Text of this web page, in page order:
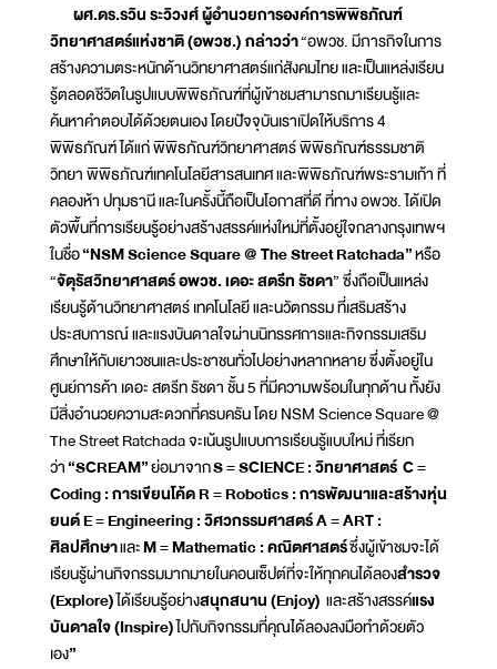
ผศ.ดร.รวิน ระวิวงศ์ ผู้อำนวยการองค์การพิพิธภัณฑ์
วิทยาศาสตร์แห่งชาติ (อพวช.) กล่าวว่า“อพวช. มีภารกิจในการ
สร้างความตระหนักด้านวิทยาศาสตร์แก่สังคมไทย และเป็นแหล่งเรียน
รู้ตลอดชีวิตในรูปแบบพิพิธภัณฑ์ที่ผู้เข้าชมสามารถมาเรียนรู้และ
ค้นหาคำตอบได้ด้วยตนเอง โดยปัจจุบันเราเปิดให้บริการ 4
พิพิธภัณฑ์ ได้แก่ พิพิธภัณฑ์วิทยาศาสตร์ พิพิธภัณฑ์ธรรมชาติ
วิทยา พิพิธภัณฑ์เทคโนโลยีสารสนเทศ และพิพิธภัณฑ์พระรามเก้า ที่
คลองห้า ปทุมธานี และในครั้งนี้ถือเป็นโอกาสที่ดี ที่ทาง อพวช. ได้เปิด
ตัวพื้นที่การเรียนรู้อย่างสร้างสรรค์แห่งใหม่ที่ตั้งอยู่ใจกลางกรุงเทพฯ
ในชื่อ“NSM Science Square @ The Street Ratchada”หรือ
“จัตุรัสวิทยาศาสตร์ อพวช. เดอะ สตรีท รัชดา” ซึ่งถือเป็นแหล่ง
เรียนรู้ด้านวิทยาศาสตร์ เทคโนโลยี และนวัตกรรม ที่เสริมสร้าง
ประสบการณ์ และแรงบันดาลใจผ่านนิทรรศการและกิจกรรมเสริม
ศึกษาให้กับเยาวชนและประชาชนทั่วไปอย่างหลากหลาย ซึ่งตั้งอยู่ใน
ศูนย์การค้า เดอะ สตรีท รัชดา ชั้น 5 ที่มีความพร้อมในทุกด้าน ทั้งยัง
มีสิ่งอำนวยความสะดวกที่ครบครัน โดย NSM Science Square @
The Street Ratchada จะเน้นรูปแบบการเรียนรู้แบบใหม่ ที่เรียก
ว่า“SCREAM”ย่อมาจากS = SCIENCE : วิทยาศาสตร์ C =
Coding : การเขียนโค้ด R = Robotics : การพัฒนาและสร้างหุ่น
ยนต์ E = Engineering : วิศวกรรมศาสตร์ A = ART :
ศิลปศึกษาและM = Mathematic : คณิตศาสตร์ซึ่งผู้เข้าชมจะได้
เรียนรู้ผ่านกิจกรรมมากมายในคอนเซ็ปต์ที่จะให้ทุกคนได้ลองสำรวจ
(Explore)ได้เรียนรู้อย่างสนุกสนาน (Enjoy) และสร้างสรรค์แรง
บันดาลใจ (Inspire)ไปกับกิจกรรมที่คุณได้ลองลงมือทำด้วยตัว
เอง”